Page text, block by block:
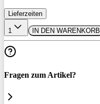
Lieferzeiten
1 IN DEN WARENKORB
Fragen zum Artikel?